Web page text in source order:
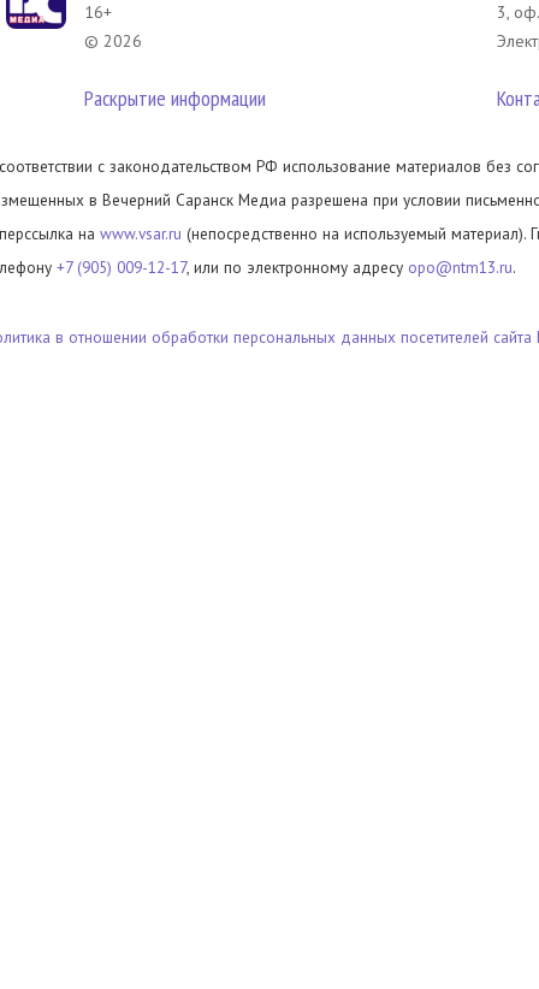
16+
© 2026
Раскрытие информации
3,
с законодательством РФ использование материалов без
в Вечерний Саранск Медиа разрешена при условии
на www.vsar.ru (непосредственно на используемый материал).
+7 (905) 009-12-17, или по электронному адресу opo@ntm13.ru.
в отношении обработки персональных данных посетителей